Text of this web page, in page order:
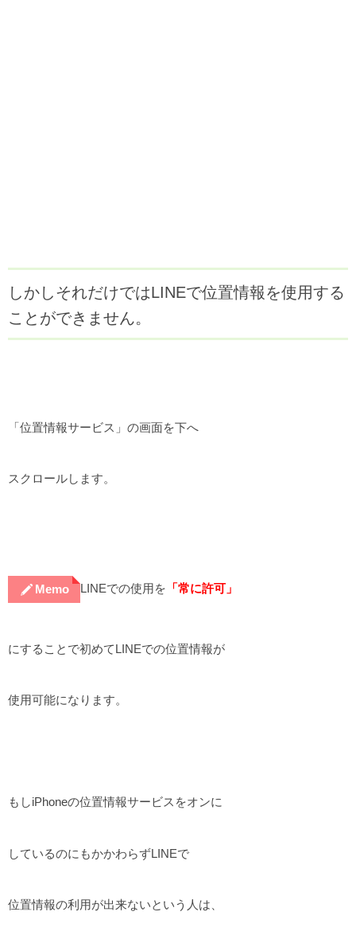
しかしそれだけではLINEで位置情報を使用する
ことができません。
「位置情報サービス」の画面を下へ
スクロールします。
Memo LINEでの使用を 「常に許可」
にすることで初めてLINEでの位置情報が
使用可能になります。
もしiPhoneの位置情報サービスをオンに
しているのにもかかわらずLINEで
位置情報の利用が出来ないという人は、